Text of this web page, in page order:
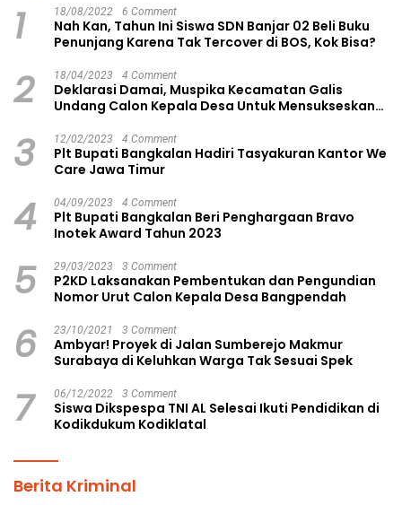
1 18/08/2022 6 Comment
Nah Kan, Tahun Ini Siswa SDN Banjar 02 Beli Buku
Penunjang Karena Tak Tercover di BOS, Kok Bisa?
2 18/04/2023 4 Comment
Deklarasi Damai, Muspika Kecamatan Galis
Undang Calon Kepala Desa Untuk Mensukseskan
3 12/02/2023 4 Comment
Plt Bupati Bangkalan Hadiri Tasyakuran Kantor We
Care Jawa Timur
4 04/09/2023 4 Comment
Plt Bupati Bangkalan Beri Penghargaan Bravo
Inotek Award Tahun 2023
5 29/03/2023 3 Comment
P2KD Laksanakan Pembentukan dan Pengundian
Nomor Urut Calon Kepala Desa Bangpendah
6 23/10/2021 3 Comment
Ambyar! Proyek di Jalan Sumberejo Makmur
Surabaya di Keluhkan Warga Tak Sesuai Spek
7 06/12/2022 3 Comment
Siswa Dikspespa TNI AL Selesai Ikuti Pendidikan di
Kodikdukum Kodiklatal
Berita Kriminal